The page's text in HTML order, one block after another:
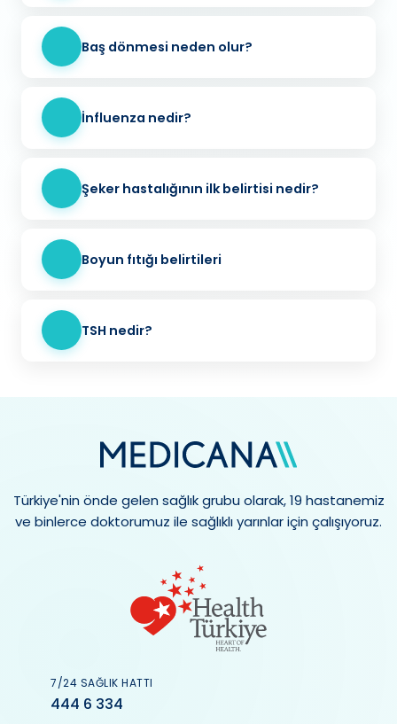
Baş dönmesi neden olur?
İnfluenza nedir?
Şeker hastalığının ilk belirtisi nedir?
Boyun fıtığı belirtileri
TSH nedir?
Türkiye'nin önde gelen sağlık grubu olarak, 19 hastanemiz
ve binlerce doktorumuz ile sağlıklı yarınlar için çalışıyoruz.
7/24 SAĞLIK HATTI
444 6 334